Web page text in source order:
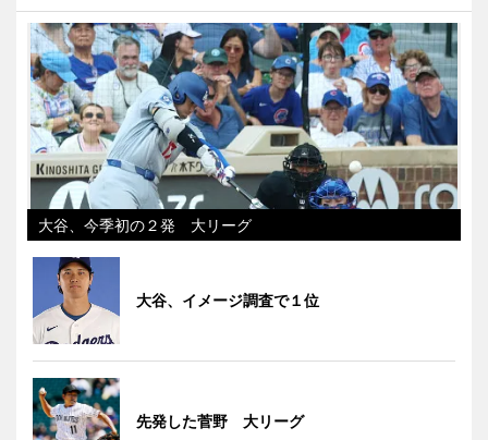
大谷、今季初の２発 大リーグ
大谷、イメージ調査で１位
先発した菅野 大リーグ